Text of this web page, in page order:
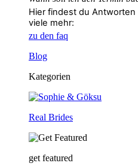
Hier findest du
viele mehr:
zu den faq
Blog
Kategorien
Real Brides
get featured